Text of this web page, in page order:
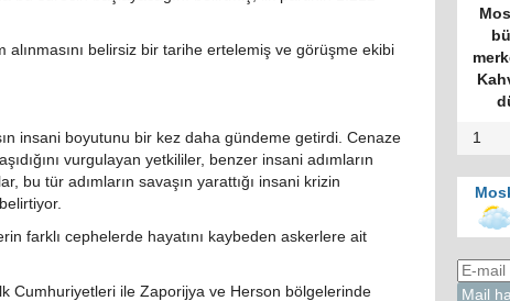
belirsiz bir tarihe ertelemiş ve görüşme ekibi
insani boyutunu bir kez daha gündeme getirdi. Cenaze
vurgulayan yetkililer, benzer insani adımların
bu tür adımların savaşın yarattığı insani krizin
farklı cephelerde hayatını kaybeden askerlere ait
Cumhuriyetleri ile Zaporijya ve Herson bölgelerinde
1